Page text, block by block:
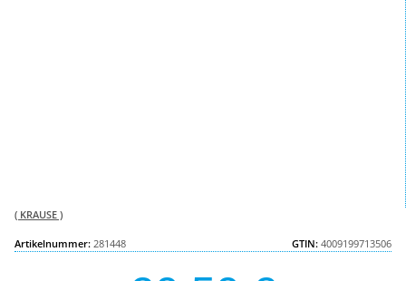
( KRAUSE )
Artikelnummer: 281448 GTIN: 4009199713506